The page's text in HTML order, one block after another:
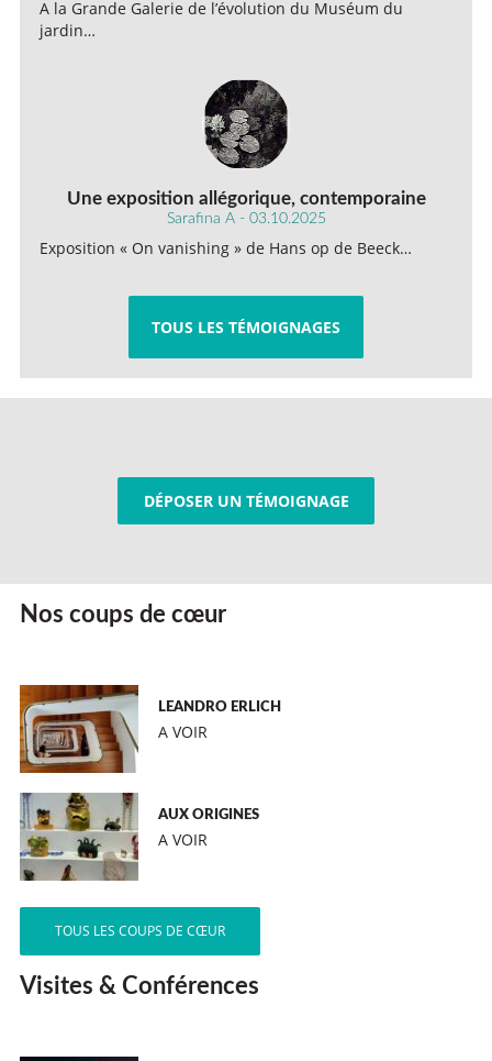
A la Grande Galerie de l’évolution du Muséum du
jardin…
Une exposition allégorique, contemporaine
Sarafina A - 03.10.2025
Exposition « On vanishing » de Hans op de Beeck…
TOUS LES TÉMOIGNAGES
DÉPOSER UN TÉMOIGNAGE
Nos coups de cœur
LEANDRO ERLICH
A VOIR
AUX ORIGINES
A VOIR
TOUS LES COUPS DE CŒUR
Visites & Conférences